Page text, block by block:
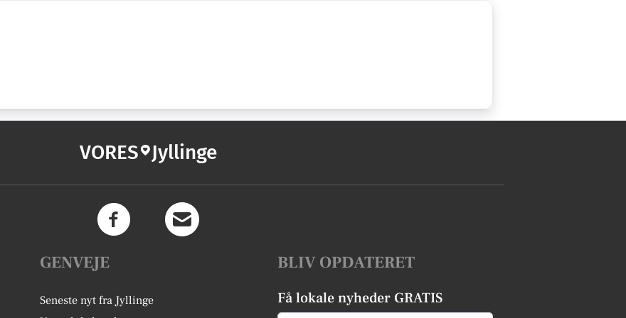
VORES Jyllinge
GENVEJE
Seneste nyt fra Jyllinge
BLIV OPDATERET
Få lokale nyheder GRATIS